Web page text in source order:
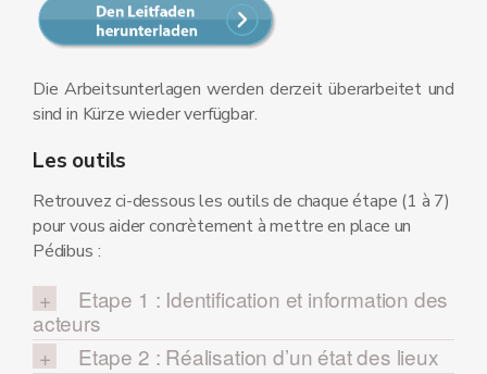
Die Arbeitsunterlagen werden derzeit überarbeitet und
sind in Kürze wieder verfügbar.
Les outils
Retrouvez ci-dessous les outils de chaque étape (1 à 7)
pour vous aider concrètement à mettre en place un
Pédibus :
Etape 1 : Identification et information des
acteurs
Etape 2 : Réalisation d’un état des lieux